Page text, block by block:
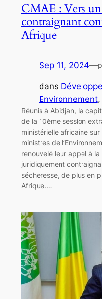
CMAE : Vers
contraignant
Afrique
Sep 11, 2024—
dans
Environnement,
Réunis à Abidjan, la
de la 10ème session
ministérielle africaine sur
ministres de
renouvelé leur appel à
juridiquement
sécheresse, de plus en
Afrique.…